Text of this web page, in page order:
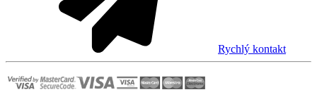
Rychlý kontakt